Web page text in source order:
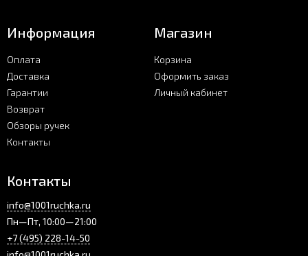
Информация
Оплата
Доставка
Гарантии
Возврат
Обзоры ручек
Контакты
Магазин
Корзина
Оформить заказ
Личный кабинет
Контакты
info@1001ruchka.ru
Пн—Пт, 10:00—21:00
+7 (495) 228-14-50